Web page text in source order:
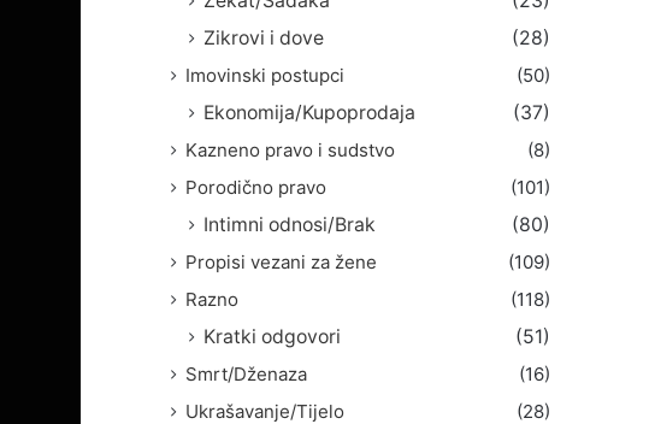
Zikrovi i dove
(28)
Imovinski postupci
(50)
Ekonomija/Kupoprodaja
(37)
Kazneno pravo i sudstvo
(8)
Porodično pravo
(101)
Intimni odnosi/Brak
(80)
Propisi vezani za žene
(109)
Razno
(118)
Kratki odgovori
(51)
Smrt/Dženaza
(16)
Ukrašavanje/Tijelo
(28)